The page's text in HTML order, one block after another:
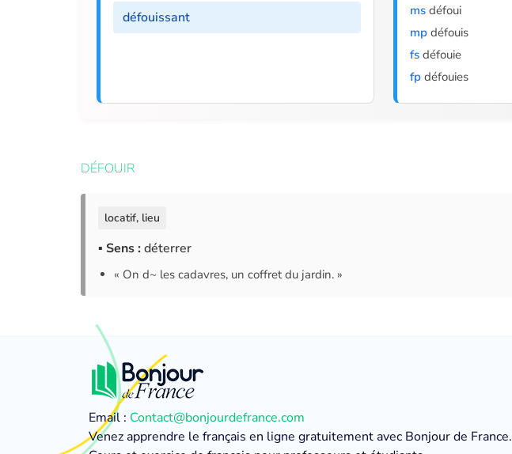
défouissant msdéfoui
mpdéfouis
fsdéfouie
fpdéfouies
DÉFOUIR
locatif, lieu
▪ Sens : déterrer
« On d~ les cadavres, un coffret du jardin. »
Email : Contact@bonjourdefrance.com
Venez apprendre le français en ligne gratuitement avec Bonjour de France.